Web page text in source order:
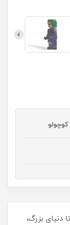
دنیای بزرگ،